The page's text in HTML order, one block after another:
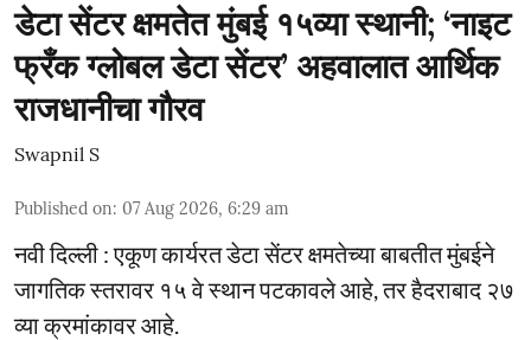
डेटा सेंटर क्षमतेत मुंबई १५व्या स्थानी; ‘नाइट
फ्रँक ग्लोबल डेटा सेंटर’ अहवालात आर्थिक
राजधानीचा गौरव
Swapnil S
Published on: 07 Aug 2026, 6:29 am
नवी दिल्ली : एकूण कार्यरत डेटा सेंटर क्षमतेच्या बाबतीत मुंबईने
जागतिक स्तरावर १५ वे स्थान पटकावले आहे, तर हैदराबाद २७
व्या क्रमांकावर आहे.